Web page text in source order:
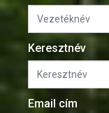
Keresztnév
Email cím